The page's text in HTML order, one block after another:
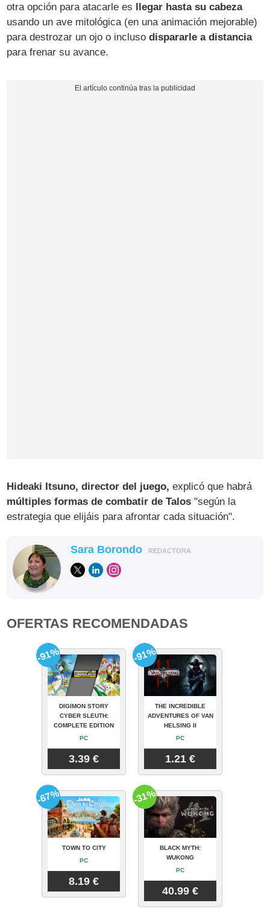
otra opción para atacarle es llegar hasta su cabeza
usando un ave mitológica (en una animación mejorable)
para destrozar un ojo o inclusodispararle a distancia
para frenar su avance.
Hideaki Itsuno, director del juego, explicó que habrá
múltiples formas de combatir de Talos "según la
estrategia que elijáis para afrontar cada situación".
Sara Borondo REDACTORA
OFERTAS RECOMENDADAS
DIGIMON STORY
CYBER SLEUTH:
COMPLETE EDITION
PC
3.39 €
-91%
THE INCREDIBLE
ADVENTURES OF VAN
HELSING II
PC
1.21 €
-91%
TOWN TO CITY
PC
8.19 €
-67%
BLACK MYTH:
WUKONG
PC
40.99 €
-31%